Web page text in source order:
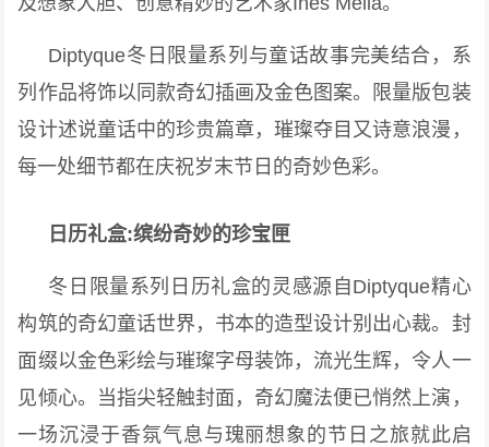
Diptyque冬日限量系列与童话故事完美结合，系
列作品将饰以同款奇幻插画及金色图案。限量版包装
设计述说童话中的珍贵篇章，璀璨夺目又诗意浪漫，
每一处细节都在庆祝岁末节日的奇妙色彩。
日历礼盒:缤纷奇妙的珍宝匣
冬日限量系列日历礼盒的灵感源自Diptyque精心
构筑的奇幻童话世界，书本的造型设计别出心裁。封
面缀以金色彩绘与璀璨字母装饰，流光生辉，令人一
见倾心。当指尖轻触封面，奇幻魔法便已悄然上演，
一场沉浸于香氛气息与瑰丽想象的节日之旅就此启